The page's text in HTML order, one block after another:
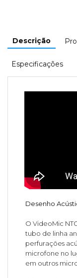
Descrição
Especificações
Desenho
O VideoMic
tubo de linha
perfurações
microfone no
em outros